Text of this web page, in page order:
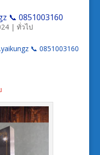
📞 0851003160
| ทั่วไป
📞 0851003160